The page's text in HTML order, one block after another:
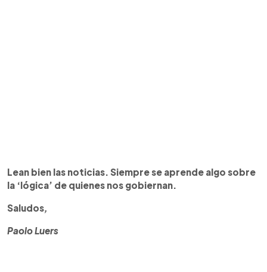
Lean bien las noticias. Siempre se aprende algo sobre
la ‘lógica’ de quienes nos gobiernan.
Saludos,
Paolo Luers